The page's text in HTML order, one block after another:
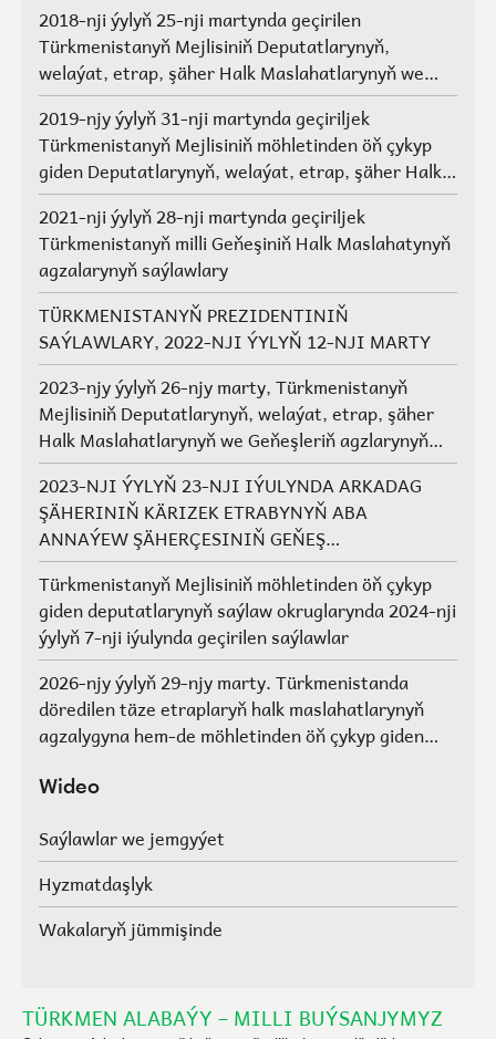
2018-nji ýylyň 25-nji martynda geçirilen
Türkmenistanyň Mejlisiniň Deputatlarynyň,
welaýat, etrap, şäher Halk Maslahatlarynyň we
Geňeşleriň agzalarynyň saýlawlary.
2019-njy ýylyň 31-nji martynda geçiriljek
Türkmenistanyň Mejlisiniň möhletinden öň çykyp
giden Deputatlarynyň, welaýat, etrap, şäher Halk
Maslahatlarynyň we Geňeşleriň agzalarynyň ýerine
saýlawlar
2021-nji ýylyň 28-nji martynda geçiriljek
Türkmenistanyň milli Geňeşiniň Halk Maslahatynyň
agzalarynyň saýlawlary
TÜRKMENISTANYŇ PREZIDENTINIŇ
SAÝLAWLARY, 2022-NJI ÝYLYŇ 12-NJI MARTY
2023-njy ýylyň 26-njy marty, Türkmenistanyň
Mejlisiniň Deputatlarynyň, welaýat, etrap, şäher
Halk Maslahatlarynyň we Geňeşleriň agzlarynyň
saýlawlary
2023-NJI ÝYLYŇ 23-NJI IÝULYNDA ARKADAG
ŞÄHERINIŇ KÄRIZEK ETRABYNYŇ ABA
ANNAÝEW ŞÄHERÇESINIŇ GEŇEŞ
AGZALARYNYŇ SAÝLAWLARY
Türkmenistanyň Mejlisiniň möhletinden öň çykyp
giden deputatlarynyň saýlaw okruglarynda 2024-nji
ýylyň 7-nji iýulynda geçirilen saýlawlar
2026-njy ýylyň 29-njy marty. Türkmenistanda
döredilen täze etraplaryň halk maslahatlarynyň
agzalygyna hem-de möhletinden öň çykyp giden
maslahatlarynyň we Geňeşleriň agzalarynyň ýerine
Wideo
Saýlawlar we jemgyýet
Hyzmatdaşlyk
Wakalaryň jümmişinde
TÜRKMEN ALABAÝY – MILLI BUÝSANJYMYZ